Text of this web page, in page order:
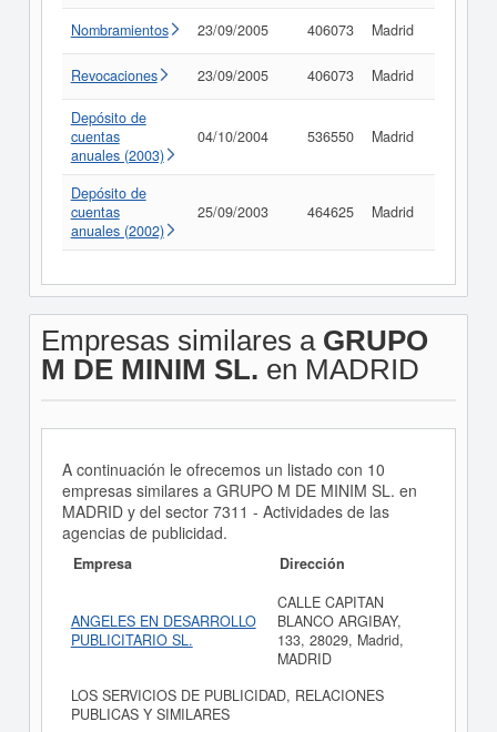
Nombramientos 23/09/2005 406073 Madrid
Revocaciones 23/09/2005 406073 Madrid
Depósito de
cuentas
anuales (2003)
04/10/2004 536550 Madrid
Depósito de
cuentas
anuales (2002)
25/09/2003 464625 Madrid
Empresas similares a GRUPO
M DE MINIM SL. en MADRID
A continuación le ofrecemos un listado con 10
empresas similares a GRUPO M DE MINIM SL. en
MADRID y del sector 7311 - Actividades de las
agencias de publicidad.
Empresa Dirección
ANGELES EN DESARROLLO
PUBLICITARIO SL.
CALLE CAPITAN
BLANCO ARGIBAY,
133, 28029, Madrid,
MADRID
LOS SERVICIOS DE PUBLICIDAD, RELACIONES
PUBLICAS Y SIMILARES